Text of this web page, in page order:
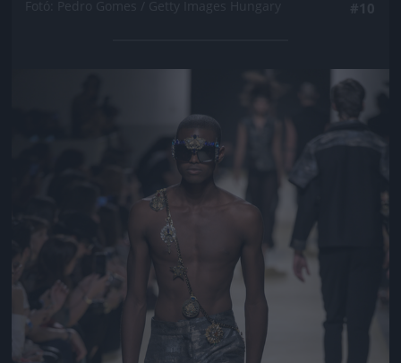
Jön még kép!